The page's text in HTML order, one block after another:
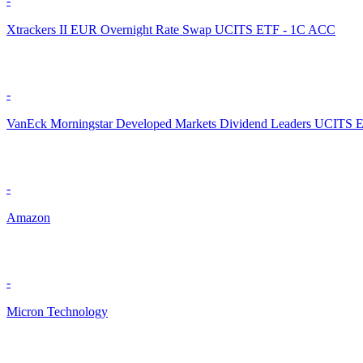
Xtrackers II EUR Overnight Rate Swap UCITS ETF - 1C ACC
-
VanEck Morningstar Developed Markets Dividend Leaders UCITS
-
Amazon
-
Micron Technology